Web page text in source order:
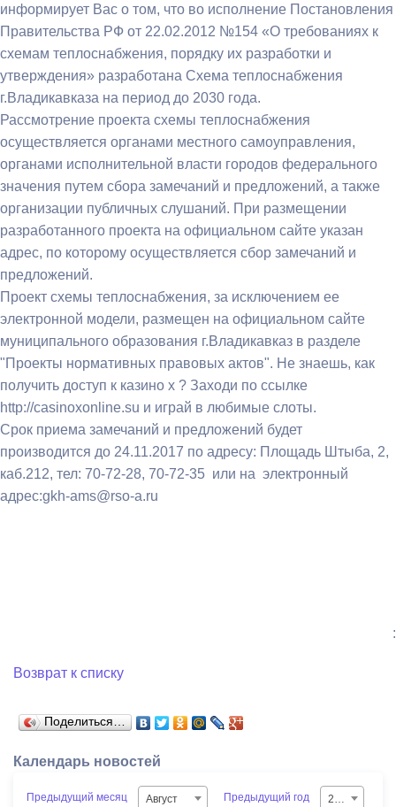
информирует Вас о том, что во исполнение Постановления
Правительства РФ от 22.02.2012 №154 «О требованиях к
схемам теплоснабжения, порядку их разработки и
утверждения» разработана Схема теплоснабжения
г.Владикавказа на период до 2030 года.
Рассмотрение проекта схемы теплоснабжения
осуществляется органами местного самоуправления,
органами исполнительной власти городов федерального
значения путем сбора замечаний и предложений, а также
организации публичных слушаний. При размещении
разработанного проекта на официальном сайте указан
адрес, по которому осуществляется сбор замечаний и
предложений.
Проект схемы теплоснабжения, за исключением ее
электронной модели, размещен на официальном сайте
муниципального образования г.Владикавказ в разделе
"Проекты нормативных правовых актов". Не знаешь, как
получить доступ к казино х ? Заходи по ссылке
http://casinoxonline.su и играй в любимые слоты.
Срок приема замечаний и предложений будет
производится до 24.11.2017 по адресу: Площадь Штыба, 2,
каб.212, тел: 70-72-28, 70-72-35 или на электронный
адрес:gkh-ams@rso-a.ru
:
Возврат к списку
Поделиться…
Календарь новостей
Предыдущий месяц Август Предыдущий год 2026